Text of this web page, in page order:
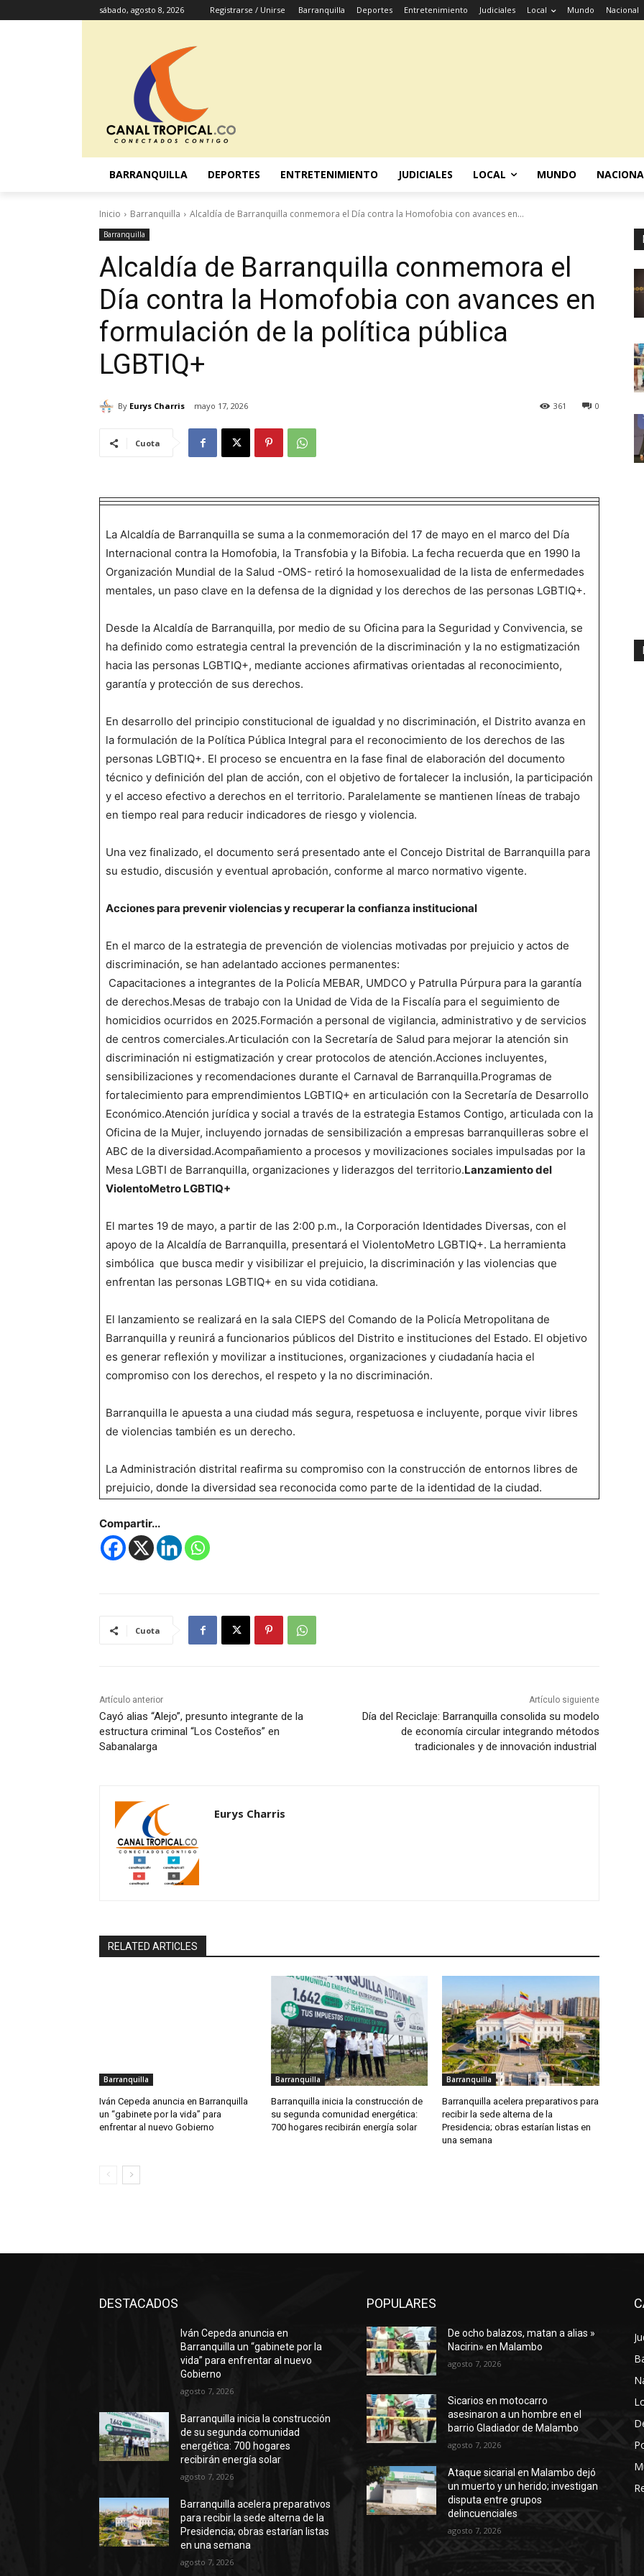
sábado, agosto 8, 2026 Registrarse / Unirse Barranquilla Deportes Entretenimiento Judiciales Local Mundo Nacional
BARRANQUILLA DEPORTES ENTRETENIMIENTO JUDICIALES LOCAL MUNDO
Inicio Barranquilla Alcaldía de Barranquilla conmemora el Día contra la Homofobia con avances en...
Barranquilla
Alcaldía de Barranquilla conmemora el
Día contra la Homofobia con avances en
formulación de la política pública
LGBTIQ+
By Eurys Charris mayo 17, 2026 0
361
Cuota
La Alcaldía de Barranquilla se suma a la conmemoración del 17 de mayo en el marco del Día
Internacional contra la Homofobia, la Transfobia y la Bifobia. La fecha recuerda que en 1990 la
Organización Mundial de la Salud -OMS- retiró la homosexualidad de la lista de enfermedades
mentales, un paso clave en la defensa de la dignidad y los derechos de las personas LGBTIQ+.
Desde la Alcaldía de Barranquilla, por medio de su Oficina para la Seguridad y Convivencia, se
ha definido como estrategia central la prevención de la discriminación y la no estigmatización
hacia las personas LGBTIQ+, mediante acciones afirmativas orientadas al reconocimiento,
garantía y protección de sus derechos.
En desarrollo del principio constitucional de igualdad y no discriminación, el Distrito avanza en
la formulación de la Política Pública Integral para el reconocimiento de los derechos de las
personas LGBTIQ+. El proceso se encuentra en la fase final de elaboración del documento
técnico y definición del plan de acción, con el objetivo de fortalecer la inclusión, la participación
y el acceso efectivo a derechos en el territorio. Paralelamente se mantienen líneas de trabajo
en tiempo real para reducir indicadores de riesgo y violencia.
Una vez finalizado, el documento será presentado ante el Concejo Distrital de Barranquilla para
su estudio, discusión y eventual aprobación, conforme al marco normativo vigente.
Acciones para prevenir violencias y recuperar la confianza institucional
En el marco de la estrategia de prevención de violencias motivadas por prejuicio y actos de
discriminación, se han adelantado acciones permanentes:
Capacitaciones a integrantes de la Policía MEBAR, UMDCO y Patrulla Púrpura para la garantía
de derechos.Mesas de trabajo con la Unidad de Vida de la Fiscalía para el seguimiento de
homicidios ocurridos en 2025.Formación a personal de vigilancia, administrativo y de servicios
de centros comerciales.Articulación con la Secretaría de Salud para mejorar la atención sin
discriminación ni estigmatización y crear protocolos de atención.Acciones incluyentes,
sensibilizaciones y recomendaciones durante el Carnaval de Barranquilla.Programas de
fortalecimiento para emprendimientos LGBTIQ+ en articulación con la Secretaría de Desarrollo
Económico.Atención jurídica y social a través de la estrategia Estamos Contigo, articulada con la
Oficina de la Mujer, incluyendo jornadas de sensibilización a empresas barranquilleras sobre el
ABC de la diversidad.Acompañamiento a procesos y movilizaciones sociales impulsadas por la
Mesa LGBTI de Barranquilla, organizaciones y liderazgos del territorio.Lanzamiento del
ViolentoMetro LGBTIQ+
El martes 19 de mayo, a partir de las 2:00 p.m., la Corporación Identidades Diversas, con el
apoyo de la Alcaldía de Barranquilla, presentará el ViolentoMetro LGBTIQ+. La herramienta
simbólica que busca medir y visibilizar el prejuicio, la discriminación y las violencias que
enfrentan las personas LGBTIQ+ en su vida cotidiana.
El lanzamiento se realizará en la sala CIEPS del Comando de la Policía Metropolitana de
Barranquilla y reunirá a funcionarios públicos del Distrito e instituciones del Estado. El objetivo
es generar reflexión y movilizar a instituciones, organizaciones y ciudadanía hacia el
compromiso con los derechos, el respeto y la no discriminación.
Barranquilla le apuesta a una ciudad más segura, respetuosa e incluyente, porque vivir libres
de violencias también es un derecho.
La Administración distrital reafirma su compromiso con la construcción de entornos libres de
prejuicio, donde la diversidad sea reconocida como parte de la identidad de la ciudad.
Compartir...
Cuota
Artículo anterior
Cayó alias “Alejo”, presunto integrante de la
estructura criminal “Los Costeños” en
Sabanalarga
Artículo siguiente
Día del Reciclaje: Barranquilla consolida su modelo
de economía circular integrando métodos
tradicionales y de innovación industrial
Eurys Charris
RELATED ARTICLES
Barranquilla
Iván Cepeda anuncia en Barranquilla
un “gabinete por la vida” para
enfrentar al nuevo Gobierno
Barranquilla
Barranquilla inicia la construcción de
su segunda comunidad energética:
700 hogares recibirán energía solar
Barranquilla
Barranquilla acelera preparativos para
recibir la sede alterna de la
Presidencia; obras estarían listas en
una semana
DESTACADOS
Iván Cepeda anuncia en
Barranquilla un “gabinete por la
vida” para enfrentar al nuevo
Gobierno
agosto 7, 2026
Barranquilla inicia la construcción
de su segunda comunidad
energética: 700 hogares
recibirán energía solar
agosto 7, 2026
Barranquilla acelera preparativos
para recibir la sede alterna de la
Presidencia; obras estarían listas
en una semana
agosto 7, 2026
POPULARES
De ocho balazos, matan a alias »
Nacirin» en Malambo
agosto 7, 2026
Sicarios en motocarro
asesinaron a un hombre en el
barrio Gladiador de Malambo
agosto 7, 2026
Ataque sicarial en Malambo dejó
un muerto y un herido; investigan
disputa entre grupos
delincuenciales
agosto 7, 2026